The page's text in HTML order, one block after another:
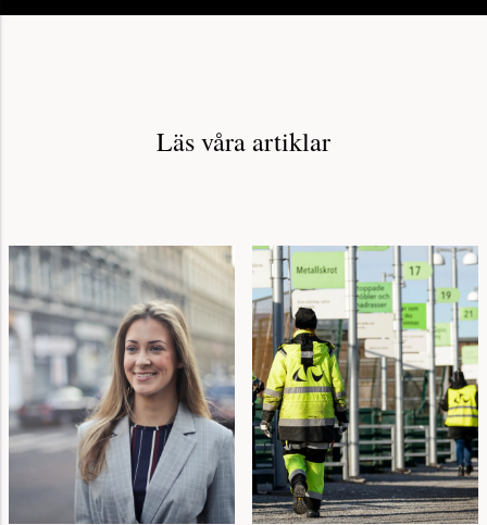
Läs våra artiklar